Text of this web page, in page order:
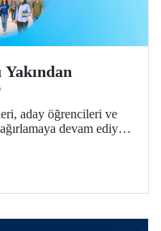
aday öğrencileri ve
devam ediyor.
vermeye devam